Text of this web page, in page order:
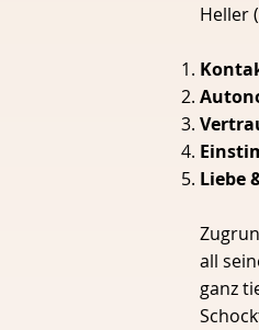
Heller
Liebe
all
ganz